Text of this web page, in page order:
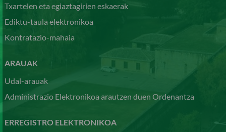
Txartelen eta egiaztagirien eskaerak
Ediktu-taula elektronikoa
Kontratazio-mahaia
ARAUAK
Udal-arauak
Administrazio Elektronikoa arautzen duen Ordenantza
ERREGISTRO ELEKTRONIKOA